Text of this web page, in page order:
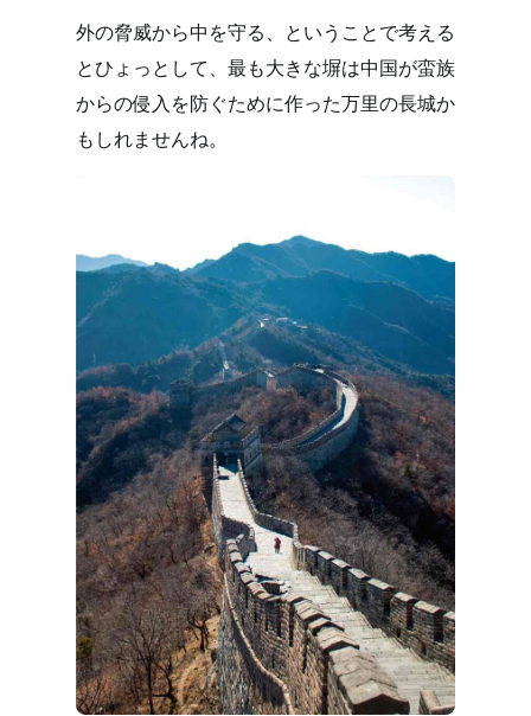
外の脅威から中を守る、ということで考える
とひょっとして、最も大きな塀は中国が蛮族
からの侵入を防ぐために作った万里の長城か
もしれませんね。